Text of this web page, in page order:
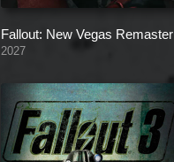
Fallout: New Vegas Remaster
2027